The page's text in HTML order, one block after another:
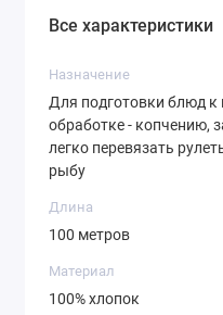
Все характеристики
Назначение
Для подготовки блюд
обработке - копчению,
легко перевязать
рыбу
Длина
100 метров
Материал
100% хлопок